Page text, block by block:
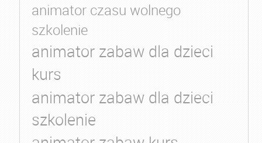
animator czasu wolnego
szkolenie
animator zabaw dla dzieci
kurs
animator zabaw dla dzieci
szkolenie